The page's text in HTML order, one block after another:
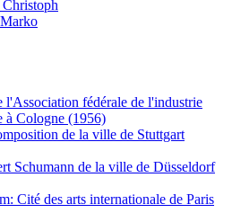
l'Association fédérale de l'industrie
à Cologne (1956)
de la ville de Stuttgart
Schumann de la ville de Düsseldorf
Cité des arts internationale de Paris